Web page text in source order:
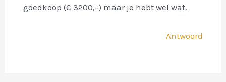
goedkoop (€ 3200,-) maar je hebt wel wat.
Antwoord